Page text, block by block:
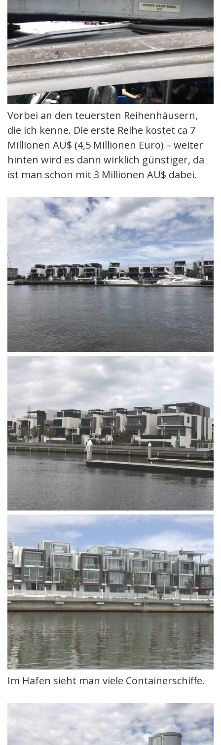
Vorbei an den teuersten Reihenhäusern,
die ich kenne. Die erste Reihe kostet ca 7
Millionen AU$ (4,5 Millionen Euro) – weiter
hinten wird es dann wirklich günstiger, da
ist man schon mit 3 Millionen AU$ dabei.
Im Hafen sieht man viele Containerschiffe.